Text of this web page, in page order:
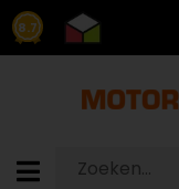
8.7